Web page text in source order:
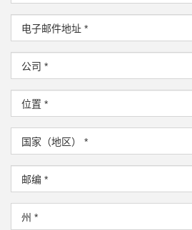
电子邮件地址 *
公司 *
位置 *
国家（地区） *
邮编 *
州 *